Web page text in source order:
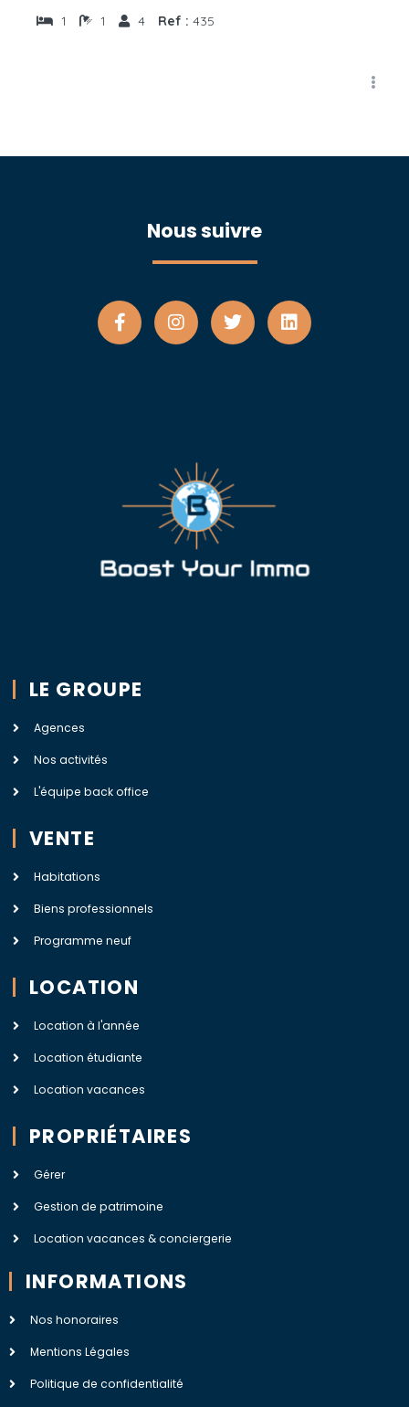
1
1 4 Ref : 435
Nous suivre
LE GROUPE
Agences
Nos activités
L'équipe back office
VENTE
Habitations
Biens professionnels
Programme neuf
LOCATION
Location à l'année
Location étudiante
Location vacances
PROPRIÉTAIRES
Gérer
Gestion de patrimoine
Location vacances & conciergerie
INFORMATIONS
Nos honoraires
Mentions Légales
Politique de confidentialité